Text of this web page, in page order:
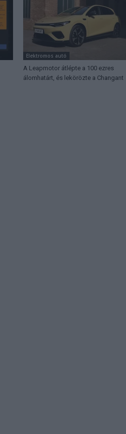
Elektromos autó
A Leapmotor átlépte a 100 ezres
álomhatárt, és lekörözte a Changant